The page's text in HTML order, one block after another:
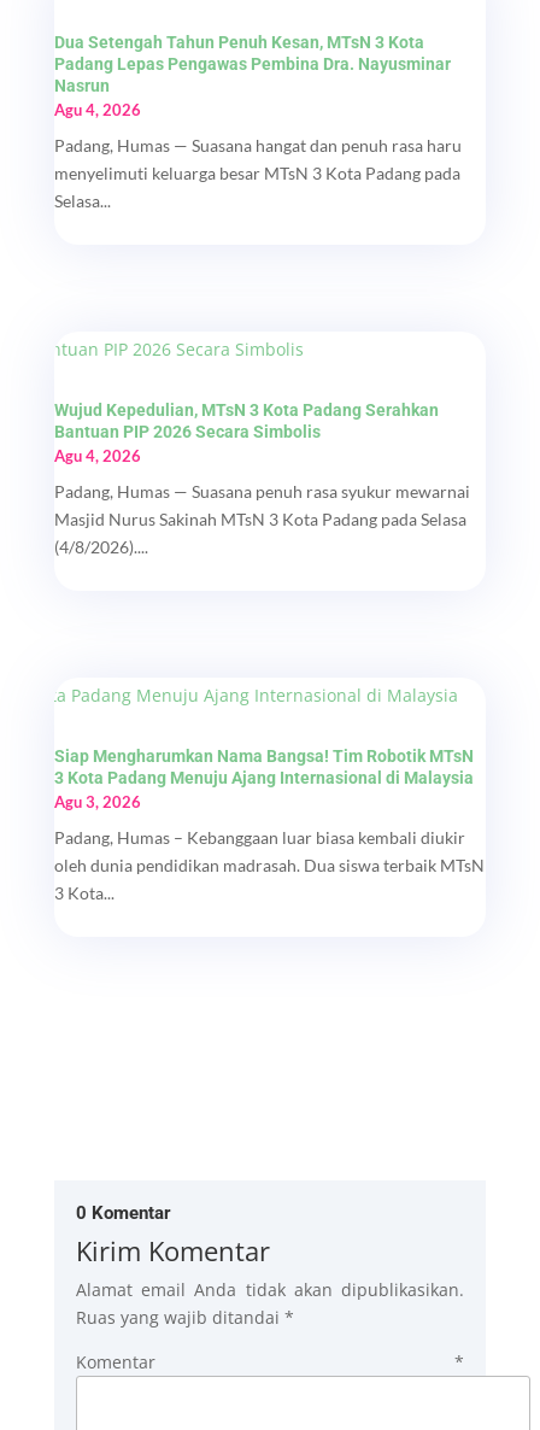
Dua Setengah Tahun Penuh Kesan, MTsN 3 Kota
Padang Lepas Pengawas Pembina Dra. Nayusminar
Nasrun
Agu 4, 2026
Padang, Humas — Suasana hangat dan penuh rasa haru
menyelimuti keluarga besar MTsN 3 Kota Padang pada
Selasa...
Wujud Kepedulian, MTsN 3 Kota Padang Serahkan
Bantuan PIP 2026 Secara Simbolis
Agu 4, 2026
Padang, Humas — Suasana penuh rasa syukur mewarnai
Masjid Nurus Sakinah MTsN 3 Kota Padang pada Selasa
(4/8/2026)....
Siap Mengharumkan Nama Bangsa! Tim Robotik MTsN
3 Kota Padang Menuju Ajang Internasional di Malaysia
Agu 3, 2026
Padang, Humas – Kebanggaan luar biasa kembali diukir
oleh dunia pendidikan madrasah. Dua siswa terbaik MTsN
3 Kota...
0 Komentar
Kirim Komentar
Alamat email Anda tidak akan dipublikasikan.
Ruas yang wajib ditandai *
Komentar*